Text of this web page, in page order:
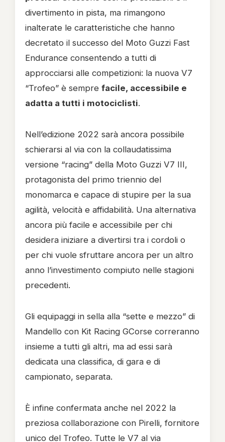
divertimento in pista, ma rimangono
inalterate le caratteristiche che hanno
decretato il successo del Moto Guzzi Fast
Endurance consentendo a tutti di
approcciarsi alle competizioni: la nuova V7
“Trofeo” è sempre facile, accessibile e
adatta a tutti i motociclisti.
Nell’edizione 2022 sarà ancora possibile
schierarsi al via con la collaudatissima
versione “racing” della Moto Guzzi V7 III,
protagonista del primo triennio del
monomarca e capace di stupire per la sua
agilità, velocità e affidabilità. Una alternativa
ancora più facile e accessibile per chi
desidera iniziare a divertirsi tra i cordoli o
per chi vuole sfruttare ancora per un altro
anno l’investimento compiuto nelle stagioni
precedenti.
Gli equipaggi in sella alla “sette e mezzo” di
Mandello con Kit Racing GCorse correranno
insieme a tutti gli altri, ma ad essi sarà
dedicata una classifica, di gara e di
campionato, separata.
È infine confermata anche nel 2022 la
preziosa collaborazione con Pirelli, fornitore
unico del Trofeo. Tutte le V7 al via